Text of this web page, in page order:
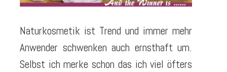
Naturkosmetik ist Trend und immer mehr
Anwender schwenken auch ernsthaft um.
Selbst ich merke schon das ich viel öfters